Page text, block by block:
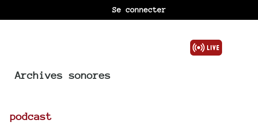
Se connecter
Archives sonores
podcast